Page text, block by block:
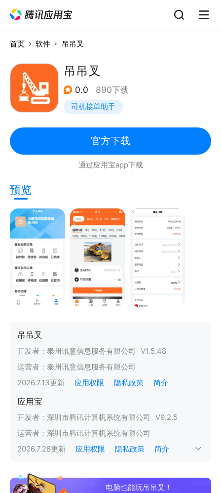
首页 软件 吊吊叉
吊吊叉
0.0 890下载
司机接单助手
官方下载
通过应用宝app下载
预览
吊吊叉
开发者： 泰州讯意信息服务有限公司 V1.5.48
运营者： 泰州讯意信息服务有限公司
2026.7.13更新 应用权限 隐私政策 简介
应用宝
开发者： 深圳市腾讯计算机系统有限公司 V9.2.5
运营者： 深圳市腾讯计算机系统有限公司
2026.7.28更新 应用权限 隐私政策 简介
电脑也能玩吊吊叉！